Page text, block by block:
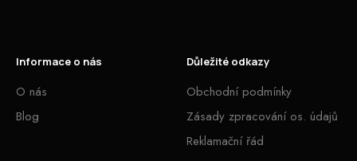
Informace o nás
O nás
Blog
Důležité odkazy
Obchodní podmínky
Zásady zpracování os. údajů
Reklamační řád